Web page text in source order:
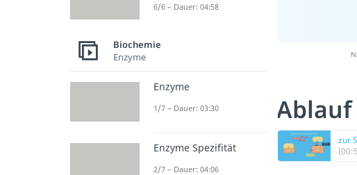
zur
6/6 – Dauer: 04:58
Biochemie
Enzyme
Enzyme
1/7 – Dauer: 03:30
Enzyme Spezifität
2/7 – Dauer: 04:06